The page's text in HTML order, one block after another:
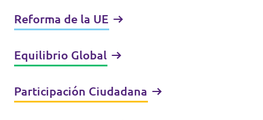
Reforma de la UE
Equilibrio Global
Participación Ciudadana